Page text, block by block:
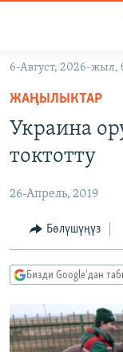
Навигацияга
өтүңүз
Издөөгө
салыңызКЫРГЫЗСТАН
ЭКОНОМИКА
МАДАНИЯТ
ДҮЙНӨ
БОРБОР АЗИЯ
АТАЙЫН
ТВ
ЭКСПЕРТТЕР
БИЗ ЖАНА ДҮЙНӨ
ДАНИСТЕ
ӨЗГӨЧӨ ПИКИР
Русский
6-Август, 2026-жыл,
ЖАҢЫЛЫКТАР
Украина
токтотту
26-Апрель, 2019
Бөлүшүңүз
Бизди Google'дан